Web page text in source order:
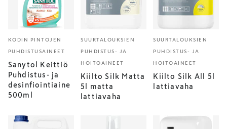
KODIN PINTOJEN
PUHDISTUSAINEET
Sanytol Keittiö
Puhdistus- ja
desinfiointiaine
500ml
SUURTALOUKSIEN
PUHDISTUS- JA
HOITOAINEET
Kiilto Silk Matta
5l matta
lattiavaha
SUURTALOUKSIEN
PUHDISTUS- JA
HOITOAINEET
Kiilto Silk All 5l
lattiavaha